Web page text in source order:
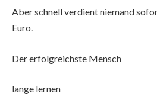
Aber schnell verdient niemand
Euro.
Der erfolgreichste Mensch
lange lernen